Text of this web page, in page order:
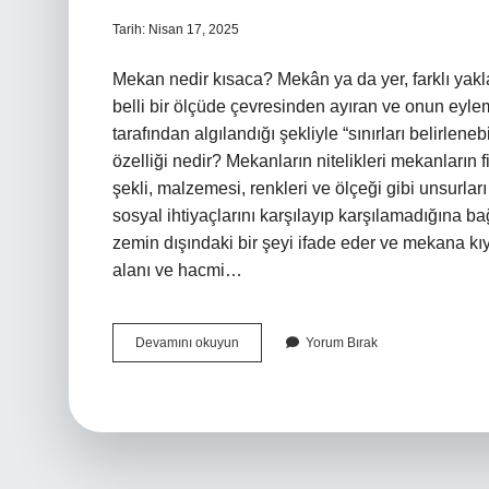
Tarih: Nisan 17, 2025
Mekan nedir kısaca? Mekân ya da yer, farklı
belli bir ölçüde çevresinden ayıran ve onun
tarafından algılandığı şekliyle “sınırları
özelliği nedir? Mekanların nitelikleri
şekli, malzemesi, renkleri ve ölçeği gibi
sosyal ihtiyaçlarını karşılayıp karşılamadığına
zemin dışındaki bir şeyi ifade eder ve mekana
alanı ve hacmi…
Devamını okuyun
Ne
Yorum Bırak